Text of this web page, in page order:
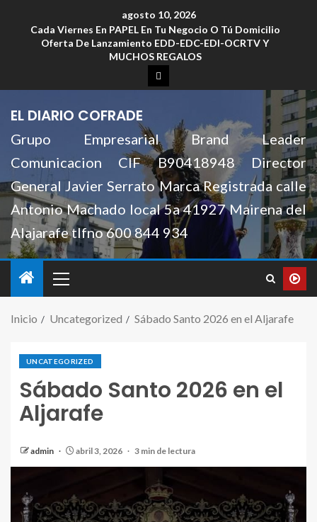
agosto 10, 2026
Cada Viernes En PAPEL En Tu Negocio O Tú Domicilio
Oferta De Lanzamiento EDD-EDC-EDI-OCRTV Y
MUCHOS REGALOS
EL DIARIO COFRADE
Grupo Empresarial Brand Leader
Comunicacion CIF B90418948 Director
General Javier Serrato Marca Registrada calle
Antonio Machado local 5a 41927 Mairena del
Alajarafe tlfno 600 844 934
Inicio Uncategorized Sábado Santo 2026 en el Aljarafe
UNCATEGORIZED
Sábado Santo 2026 en el
Aljarafe
admin abril 3, 2026 3 min de lectura